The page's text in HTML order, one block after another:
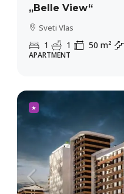
„Belle View“
Sveti Vlas
1 1 50 m²
APARTMENT
★